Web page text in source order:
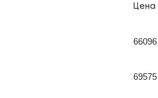
Цена
66096
69575